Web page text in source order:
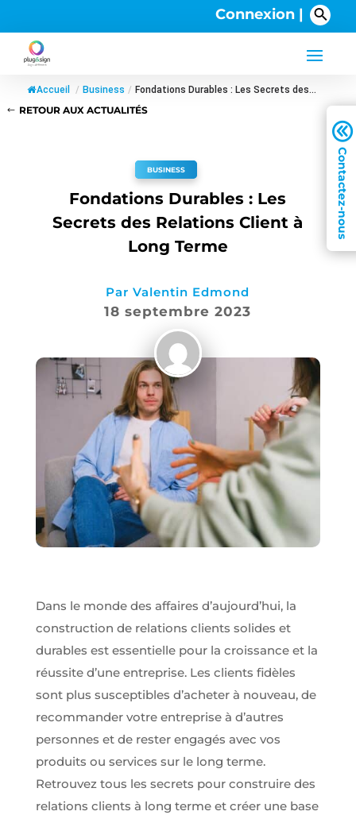
Connexion |
Accueil / Business / Fondations Durables : Les Secrets des...
RETOUR AUX ACTUALITÉS
BUSINESS
Fondations Durables : Les
Secrets des Relations Client à
Long Terme
ParValentin Edmond
18 septembre 2023
Dans le monde des affaires d’aujourd’hui, la
construction de relations clients solides et
durables est essentielle pour la croissance et la
réussite d’une entreprise. Les clients fidèles
sont plus susceptibles d’acheter à nouveau, de
recommander votre entreprise à d’autres
personnes et de rester engagés avec vos
produits ou services sur le long terme.
Retrouvez tous les secrets pour construire des
relations clients à long terme et créer une base
A
Obligatoires
Ces scripts
nécessaires
pour pouvoir
naviguer sur
notre site
d'avoir accès à
cartographie
de notre
qu'aux
fonctionnalités
de mise en
relation pour
contacter.
Audience
Nous